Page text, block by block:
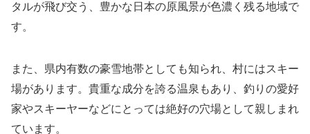
タルが飛び交う、豊かな日本の原風景が色濃く残る地域で
す。
また、県内有数の豪雪地帯としても知られ、村にはスキー
場があります。貴重な成分を誇る温泉もあり、釣りの愛好
家やスキーヤーなどにとっては絶好の穴場として親しまれ
ています。